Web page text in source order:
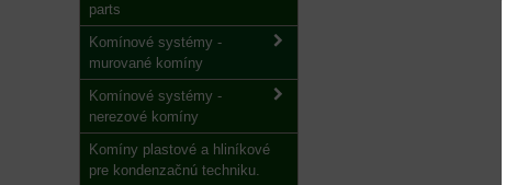
parts
Komínové systémy -
murované komíny
Komínové systémy -
nerezové komíny
Komíny plastové a hliníkové
pre kondenzačnú techniku.